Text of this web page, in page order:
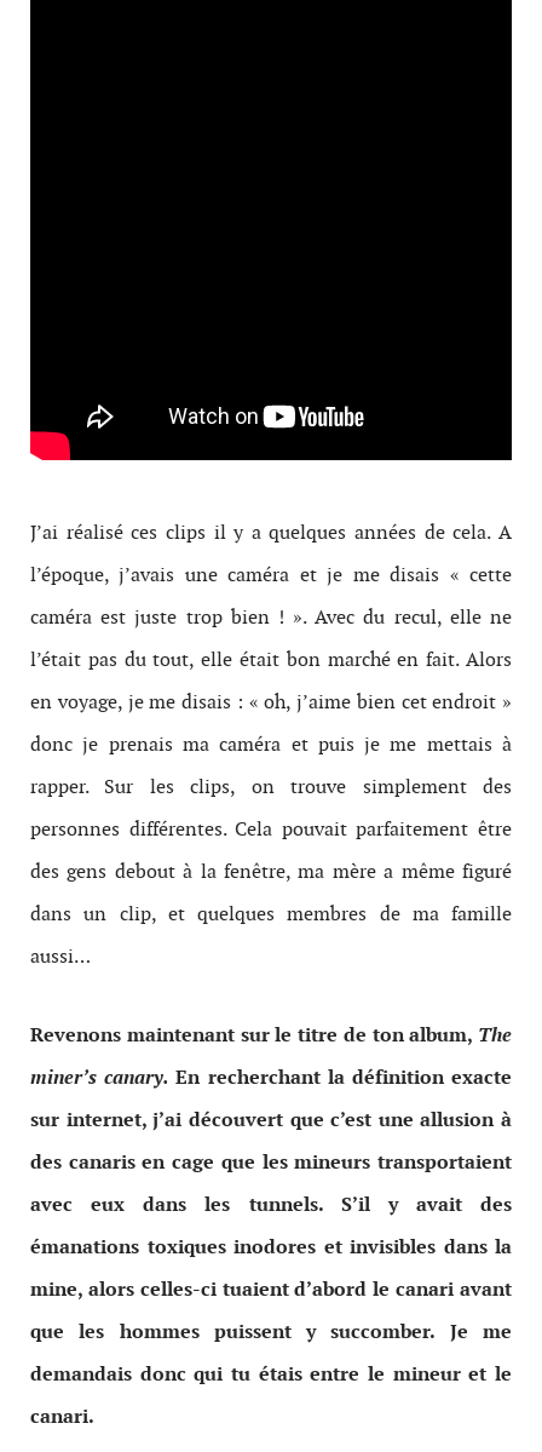
J’ai réalisé ces clips il y a quelques années de cela. A
l’époque, j’avais une caméra et je me disais « cette
caméra est juste trop bien ! ». Avec du recul, elle ne
l’était pas du tout, elle était bon marché en fait. Alors
en voyage, je me disais : « oh, j’aime bien cet endroit »
donc je prenais ma caméra et puis je me mettais à
rapper. Sur les clips, on trouve simplement des
personnes différentes. Cela pouvait parfaitement être
des gens debout à la fenêtre, ma mère a même figuré
dans un clip, et quelques membres de ma famille
aussi…
Revenons maintenant sur le titre de ton album, The
miner’s canary.En recherchant la définition exacte
sur internet, j’ai découvert que c’est une allusion à
des canaris en cage que les mineurs transportaient
avec eux dans les tunnels. S’il y avait des
émanations toxiques inodores et invisibles dans la
mine, alors celles-ci tuaient d’abord le canari avant
que les hommes puissent y succomber. Je me
demandais donc qui tu étais entre le mineur et le
canari.